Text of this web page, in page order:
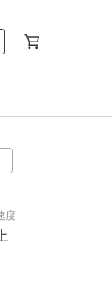
度